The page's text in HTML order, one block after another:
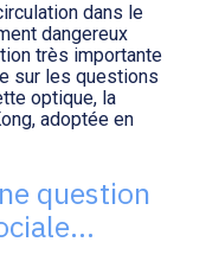
dans le
dangereux
très importante
sur les questions
optique, la
adoptée en
question